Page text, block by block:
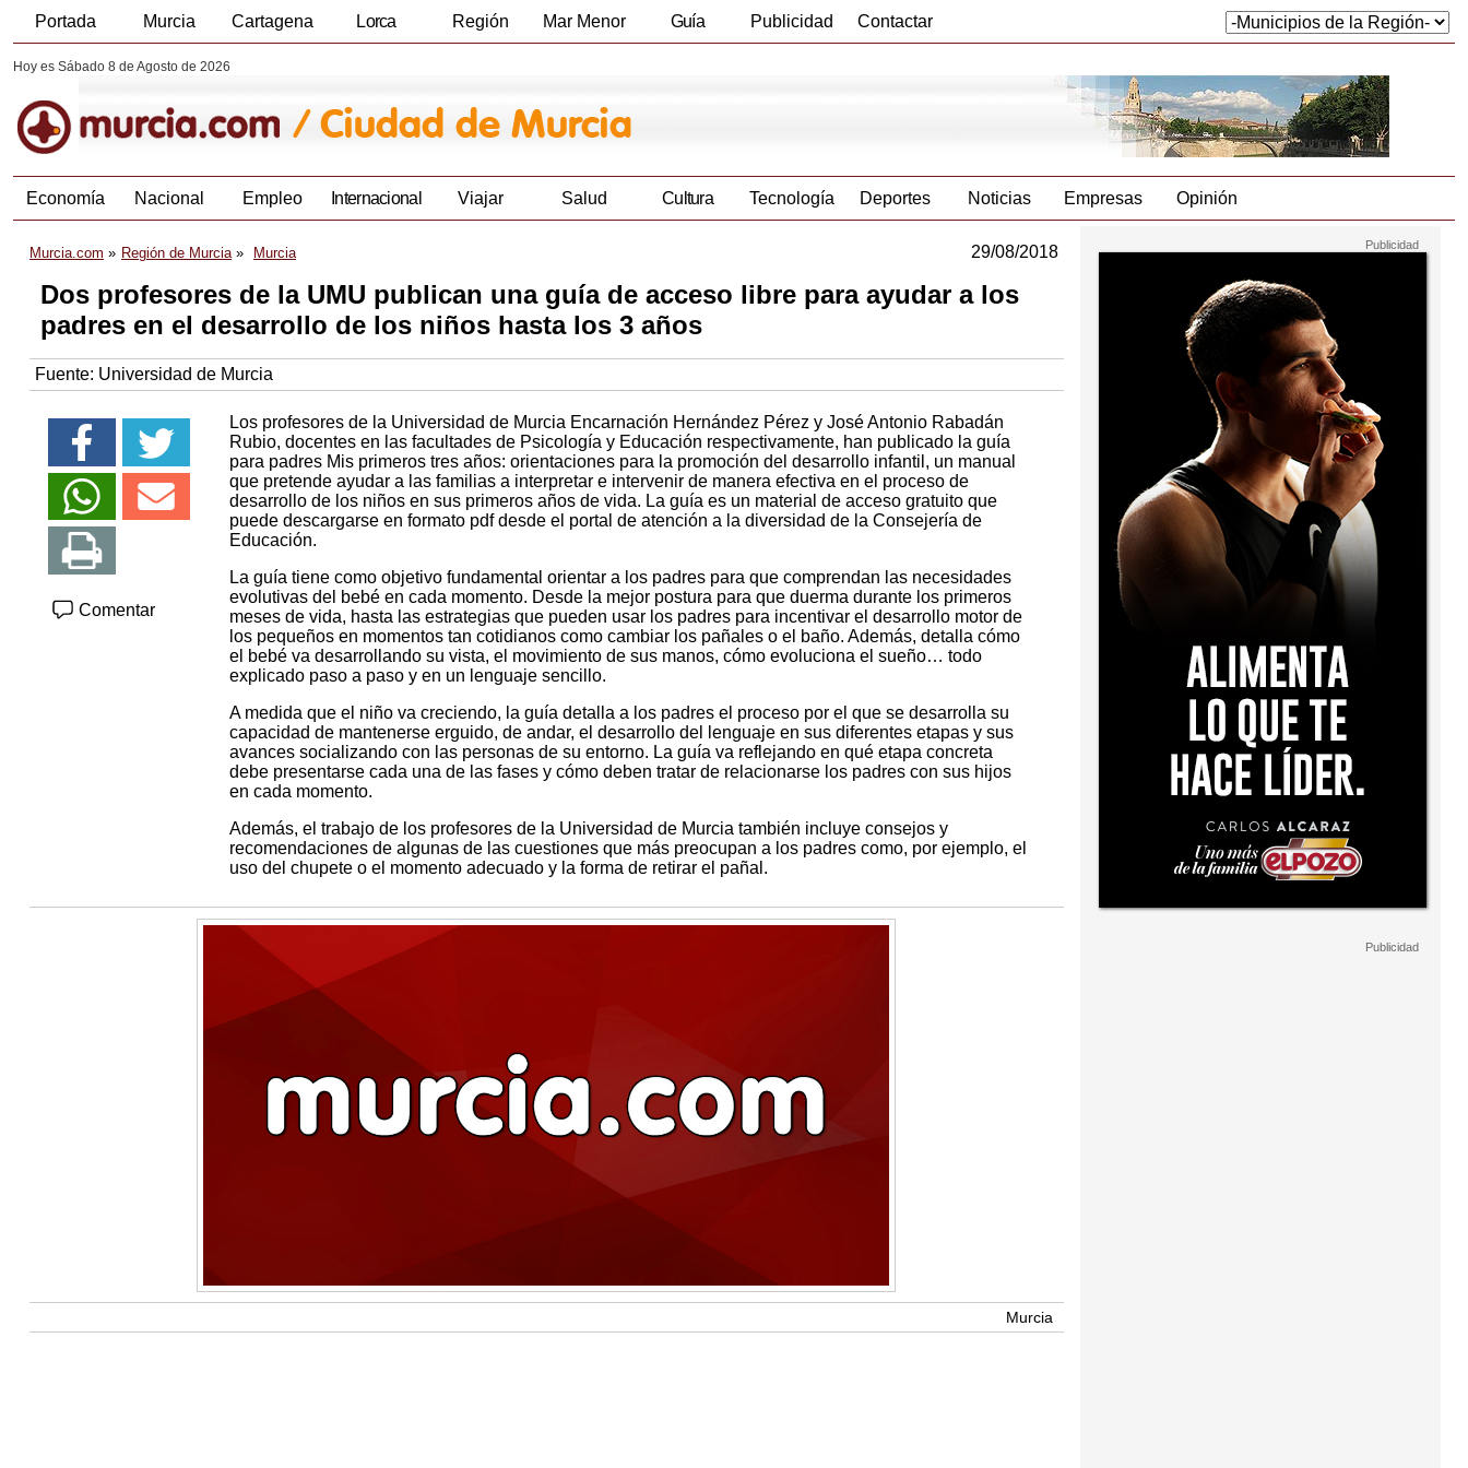
Portada Murcia Cartagena Lorca Región Mar Menor Guía Publicidad Contactar
Hoy es Sábado 8 de Agosto de 2026
Economía Nacional Empleo Internacional Viajar Salud Cultura Tecnología Deportes Noticias Empresas Opinión
Murcia.com Región de Murcia Murcia 29/08/2018
Dos profesores de la UMU publican una guía de acceso libre para ayudar a los
padres en el desarrollo de los niños hasta los 3 años
Fuente: Universidad de Murcia
Comentar
Los profesores de la Universidad de Murcia Encarnación Hernández Pérez y José Antonio Rabadán
Rubio, docentes en las facultades de Psicología y Educación respectivamente, han publicado la guía
para padres Mis primeros tres años: orientaciones para la promoción del desarrollo infantil, un manual
que pretende ayudar a las familias a interpretar e intervenir de manera efectiva en el proceso de
desarrollo de los niños en sus primeros años de vida. La guía es un material de acceso gratuito que
puede descargarse en formato pdf desde el portal de atención a la diversidad de la Consejería de
Educación.
La guía tiene como objetivo fundamental orientar a los padres para que comprendan las necesidades
evolutivas del bebé en cada momento. Desde la mejor postura para que duerma durante los primeros
meses de vida, hasta las estrategias que pueden usar los padres para incentivar el desarrollo motor de
los pequeños en momentos tan cotidianos como cambiar los pañales o el baño. Además, detalla cómo
el bebé va desarrollando su vista, el movimiento de sus manos, cómo evoluciona el sueño… todo
explicado paso a paso y en un lenguaje sencillo.
A medida que el niño va creciendo, la guía detalla a los padres el proceso por el que se desarrolla su
capacidad de mantenerse erguido, de andar, el desarrollo del lenguaje en sus diferentes etapas y sus
avances socializando con las personas de su entorno. La guía va reflejando en qué etapa concreta
debe presentarse cada una de las fases y cómo deben tratar de relacionarse los padres con sus hijos
en cada momento.
Además, el trabajo de los profesores de la Universidad de Murcia también incluye consejos y
recomendaciones de algunas de las cuestiones que más preocupan a los padres como, por ejemplo, el
uso del chupete o el momento adecuado y la forma de retirar el pañal.
Murcia